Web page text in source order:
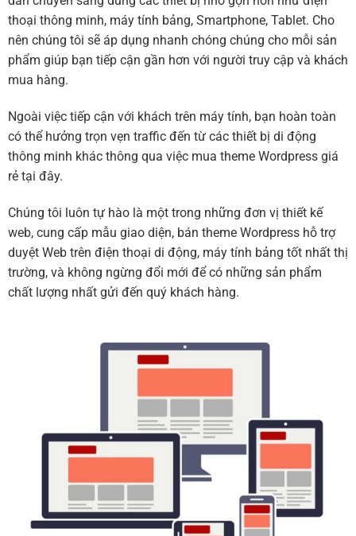
thoại thông minh, máy tính bảng, Smartphone, Tablet. Cho
nên chúng tôi sẽ áp dụng nhanh chóng chúng cho mỗi sản
phẩm giúp bạn tiếp cận gần hơn với người truy cập và khách
mua hàng.
Ngoài việc tiếp cận với khách trên máy tính, bạn hoàn toàn
có thể hưởng trọn vẹn traffic đến từ các thiết bị di động
thông minh khác thông qua việc mua theme Wordpress giá
rẻ tại đây.
Chúng tôi luôn tự hào là một trong những đơn vị thiết kế
web, cung cấp mẫu giao diện, bán theme Wordpress hỗ trợ
duyệt Web trên điện thoại di động, máy tính bảng tốt nhất thị
trường, và không ngừng đổi mới để có những sản phẩm
chất lượng nhất gửi đến quý khách hàng.